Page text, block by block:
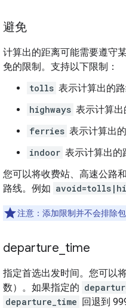
避免
计算出的距离可能需要遵守
免的限制。支持以下限制：
tolls 表示计算出的
highways 表示计算出
ferries 表示计算出
indoor 表示计算出的
您可以将收费站、高速公路
路线。例如
注意：添加限制并不会排除
departure time
指定首选出发时间。您可以
数）。如果指定的
departure_time 回退到